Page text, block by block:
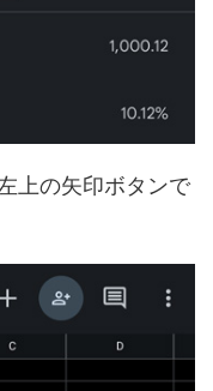
上の矢印ボタンで